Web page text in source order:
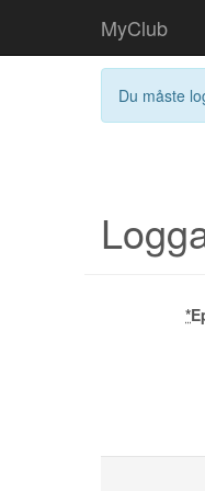
MyClub
Du måste
*